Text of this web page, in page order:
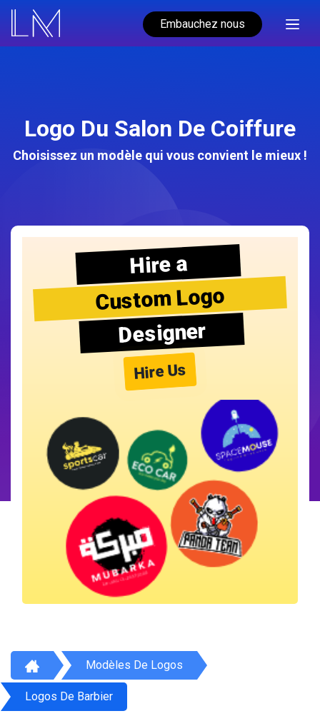
Embauchez nous
Logo Du Salon De Coiffure
Choisissez un modèle qui vous convient le mieux !
Hire a
Custom Logo
Designer
Hire Us
Modèles De Logos
Logos De Barbier